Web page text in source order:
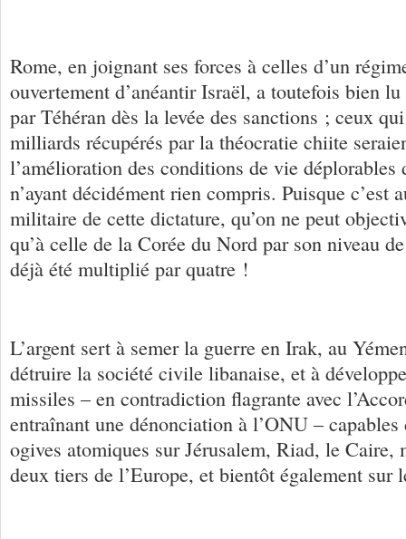
Rome, en joignant ses forces à celles d’un
ouvertement d’anéantir Israël, a toutefois bien
par Téhéran dès la levée des sanctions ; ceux
milliards récupérés par la théocratie chiite
l’amélioration des conditions de vie déplorables
n’ayant décidément rien compris. Puisque c’est
militaire de cette dictature, qu’on ne peut
qu’à celle de la Corée du Nord par son niveau
déjà été multiplié par quatre !
L’argent sert à semer la guerre en Irak, au
détruire la société civile libanaise, et à
missiles – en contradiction flagrante avec
entraînant une dénonciation à l’ONU – capables
ogives atomiques sur Jérusalem, Riad, le Caire,
deux tiers de l’Europe, et bientôt également sur